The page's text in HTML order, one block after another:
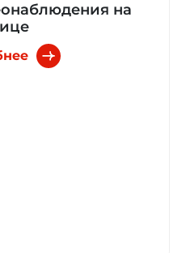
на